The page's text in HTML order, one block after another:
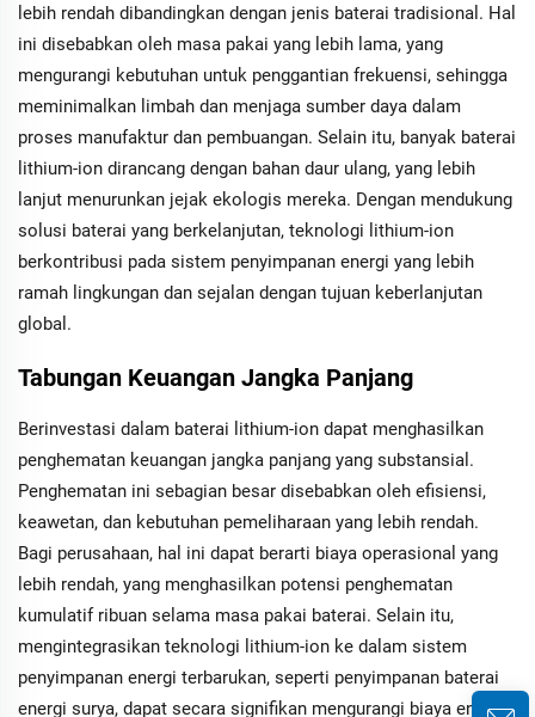
lebih rendah dibandingkan dengan jenis baterai tradisional. Hal
ini disebabkan oleh masa pakai yang lebih lama, yang
mengurangi kebutuhan untuk penggantian frekuensi, sehingga
meminimalkan limbah dan menjaga sumber daya dalam
proses manufaktur dan pembuangan. Selain itu, banyak baterai
lithium-ion dirancang dengan bahan daur ulang, yang lebih
lanjut menurunkan jejak ekologis mereka. Dengan mendukung
solusi baterai yang berkelanjutan, teknologi lithium-ion
berkontribusi pada sistem penyimpanan energi yang lebih
ramah lingkungan dan sejalan dengan tujuan keberlanjutan
global.
Tabungan Keuangan Jangka Panjang
Berinvestasi dalam baterai lithium-ion dapat menghasilkan
penghematan keuangan jangka panjang yang substansial.
Penghematan ini sebagian besar disebabkan oleh efisiensi,
keawetan, dan kebutuhan pemeliharaan yang lebih rendah.
Bagi perusahaan, hal ini dapat berarti biaya operasional yang
lebih rendah, yang menghasilkan potensi penghematan
kumulatif ribuan selama masa pakai baterai. Selain itu,
mengintegrasikan teknologi lithium-ion ke dalam sistem
penyimpanan energi terbarukan, seperti penyimpanan baterai
energi surya, dapat secara signifikan mengurangi biaya energi.